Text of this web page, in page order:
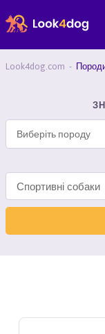
Look4dog.com
Виберіть породу